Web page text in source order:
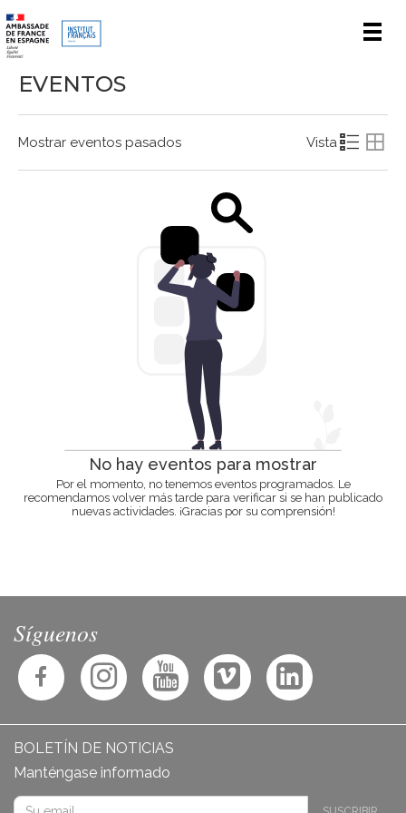
EVENTOS
Mostrar eventos pasados Vista
No hay eventos para mostrar
Por el momento, no tenemos eventos programados. Le
recomendamos volver más tarde para verificar si se han publicado
nuevas actividades. ¡Gracias por su comprensión!
Síguenos
BOLETÍN DE NOTICIAS
Manténgase informado